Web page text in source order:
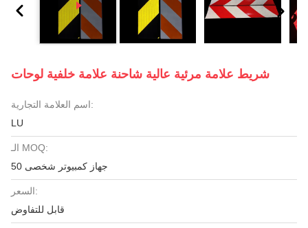
شريط علامة مرئية عالية شاحنة علامة خلفية لوحات
اسم العلامة التجارية:
LU
الـ MOQ:
50 جهاز كمبيوتر شخصى
السعر:
قابل للتفاوض